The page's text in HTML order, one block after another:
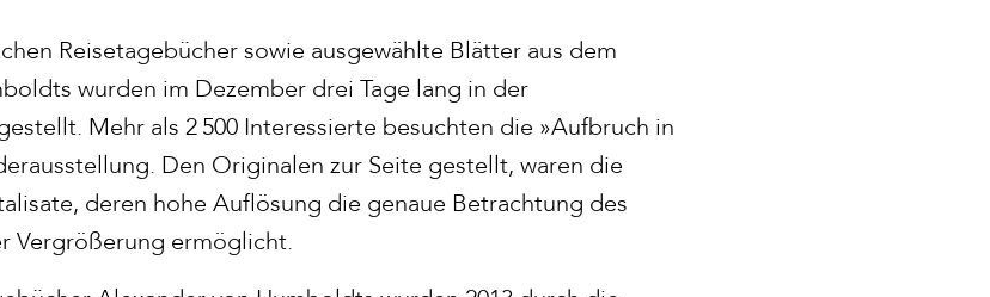
Reisetagebücher sowie ausgewählte Blätter aus dem
wurden im Dezember drei Tage lang in der
Mehr als 2 500 Interessierte besuchten die »Aufbruch in
Den Originalen zur Seite gestellt, waren die
deren hohe Auflösung die genaue Betrachtung des
Vergrößerung ermöglicht.